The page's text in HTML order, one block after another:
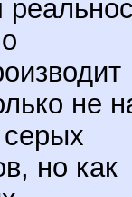
не
но как